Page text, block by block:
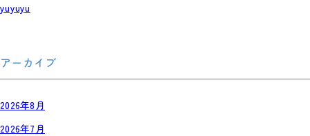
yuyuyu
アーカイブ
2026年8月
2026年7月